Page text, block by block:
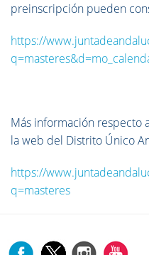
preinscripción pueden
https://
Más información respecto
la web del Distrito Único
https://
q=masteres